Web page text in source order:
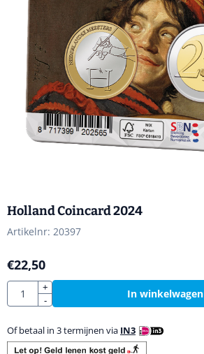
Holland Coincard 2024
Artikelnr: 20397
€22,50
Aantal
+
-
In winkelwagen
Of betaal in 3 termijnen via IN3